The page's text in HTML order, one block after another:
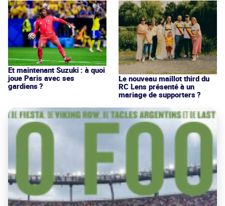
Et maintenant Suzuki : à quoi
joue Paris avec ses
gardiens ?
Le nouveau maillot third du
RC Lens présenté à un
mariage de supporters ?